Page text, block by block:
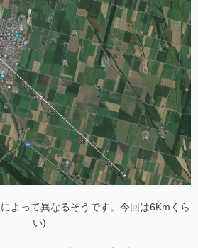
よって異なるそうです。今回は6Kmくら
い)